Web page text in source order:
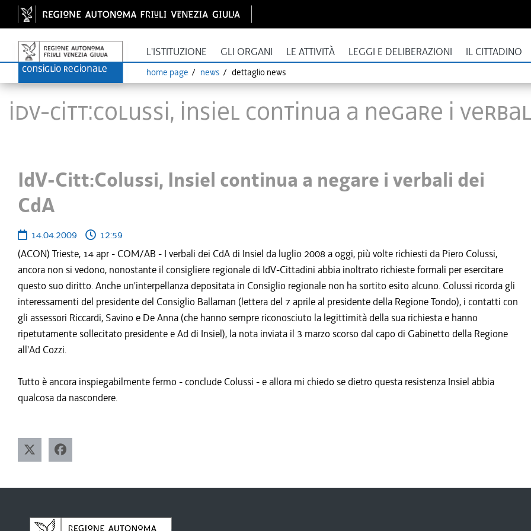
L'ISTITUZIONE GLI ORGANI LE ATTIVITÀ LEGGI E DELIBERAZIONI IL CITTADINO
home page news dettaglio news
IdV-Citt:Colussi, Insiel continua a negare i
IdV-Citt:Colussi, Insiel continua a negare i verbali dei
CdA
14.04.2009
12:59
(ACON) Trieste, 14 apr - COM/AB - I verbali dei CdA di Insiel da luglio 2008 a oggi, più volte richiesti da Piero Colussi,
ancora non si vedono, nonostante il consigliere regionale di IdV-Cittadini abbia inoltrato richieste formali per esercitare
questo suo diritto. Anche un'interpellanza depositata in Consiglio regionale non ha sortito esito alcuno. Colussi ricorda gli
interessamenti del presidente del Consiglio Ballaman (lettera del 7 aprile al presidente della Regione Tondo), i contatti con
gli assessori Riccardi, Savino e De Anna (che hanno sempre riconosciuto la legittimità della sua richiesta e hanno
ripetutamente sollecitato presidente e Ad di Insiel), la nota inviata il 3 marzo scorso dal capo di Gabinetto della Regione
all'Ad Cozzi.
Tutto è ancora inspiegabilmente fermo - conclude Colussi - e allora mi chiedo se dietro questa resistenza Insiel abbia
qualcosa da nascondere.